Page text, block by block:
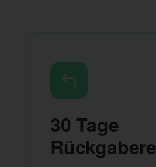
30 Tage